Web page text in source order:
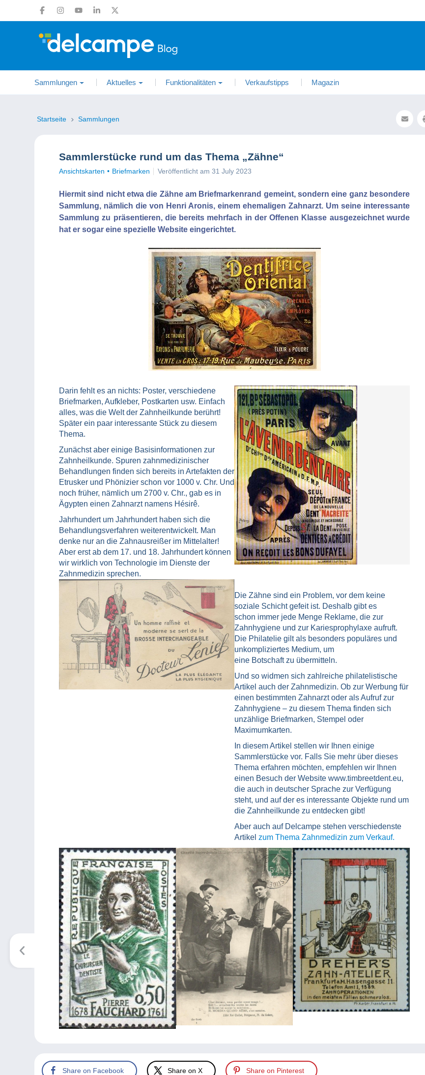
Sammlungen Aktuelles Funktionalitäten Verkaufstipps Magazin
Startseite Sammlungen
Sammlerstücke rund um das Thema „Zähne“
Ansichtskarten Briefmarken Veröffentlicht am 31 July 2023
Hiermit sind nicht etwa die Zähne am Briefmarkenrand gemeint, sondern eine ganz besondere
Sammlung, nämlich die von Henri Aronis, einem ehemaligen Zahnarzt. Um seine interessante
Sammlung zu präsentieren, die bereits mehrfach in der Offenen Klasse ausgezeichnet wurde
hat er sogar eine spezielle Website eingerichtet.
Darin fehlt es an nichts: Poster, verschiedene
Briefmarken, Aufkleber, Postkarten usw. Einfach
alles, was die Welt der Zahnheilkunde berührt!
Später ein paar interessante Stück zu diesem
Thema.
Zunächst aber einige Basisinformationen zur
Zahnheilkunde. Spuren zahnmedizinischer
Behandlungen finden sich bereits in Artefakten der
Etrusker und Phönizier schon vor 1000 v. Chr. Und
noch früher, nämlich um 2700 v. Chr., gab es in
Ägypten einen Zahnarzt namens Hésirê.
Jahrhundert um Jahrhundert haben sich die
Behandlungsverfahren weiterentwickelt. Man
denke nur an die Zahnausreißer im Mittelalter!
Aber erst ab dem 17. und 18. Jahrhundert können
wir wirklich von Technologie im Dienste der
Zahnmedizin sprechen.
Die Zähne sind ein Problem, vor dem keine
soziale Schicht gefeit ist. Deshalb gibt es
schon immer jede Menge Reklame, die zur
Zahnhygiene und zur Kariesprophylaxe aufruft.
Die Philatelie gilt als besonders populäres und
unkompliziertes Medium, um
eine Botschaft zu übermitteln.
Und so widmen sich zahlreiche philatelistische
Artikel auch der Zahnmedizin. Ob zur Werbung für
einen bestimmten Zahnarzt oder als Aufruf zur
Zahnhygiene – zu diesem Thema finden sich
unzählige Briefmarken, Stempel oder
Maximumkarten.
In diesem Artikel stellen wir Ihnen einige
Sammlerstücke vor. Falls Sie mehr über dieses
Thema erfahren möchten, empfehlen wir Ihnen
einen Besuch der Website www.timbreetdent.eu,
die auch in deutscher Sprache zur Verfügung
steht, und auf der es interessante Objekte rund um
die Zahnheilkunde zu entdecken gibt!
Aber auch auf Delcampe stehen verschiedenste
Artikel zum Thema Zahnmedizin zum Verkauf.
Share on Facebook Share on X Share on Pinterest